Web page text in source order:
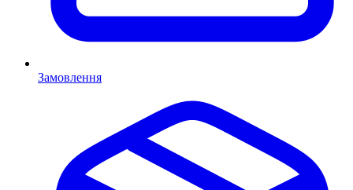
Замовлення